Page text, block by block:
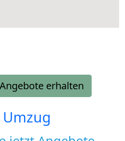
erhalten